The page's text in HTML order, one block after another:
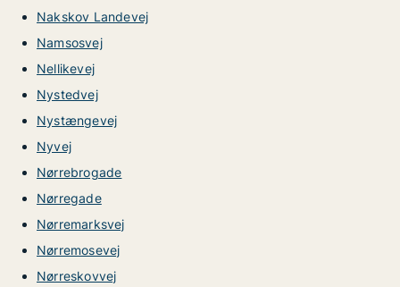
Nakskov Landevej
Namsosvej
Nellikevej
Nystedvej
Nystængevej
Nyvej
Nørrebrogade
Nørregade
Nørremarksvej
Nørremosevej
Nørreskovvej